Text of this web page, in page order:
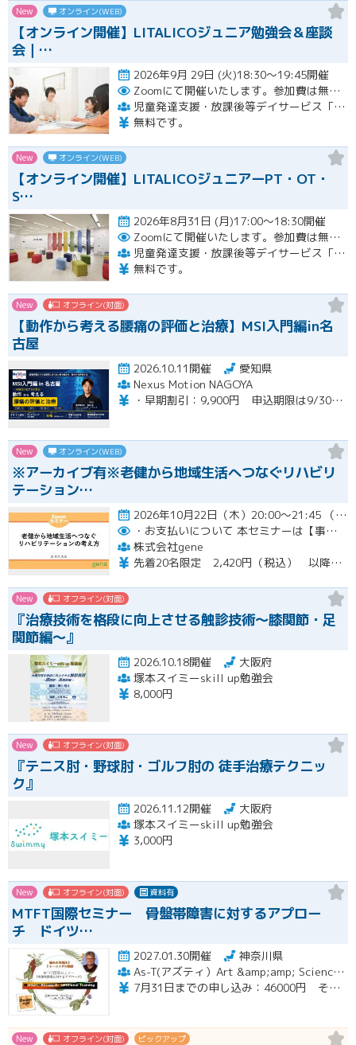
New オンライン(WEB)
【オンライン開催】LITALICOジュニア勉強会＆座談
会｜…
2026年9月 29日 (火)18:30～19:45開催
Zoomにて開催いたします。参加費は無料です。
児童発達支援・放課後等デイサービス「LITALICOジュニア」
無料です。
New オンライン(WEB)
【オンライン開催】LITALICOジュニアーPT・OT・
S…
2026年8月31日 (月)17:00～18:30開催
Zoomにて開催いたします。参加費は無料です。
児童発達支援・放課後等デイサービス「LITALICOジュニア」
無料です。
New オフライン(対面)
【動作から考える腰痛の評価と治療】MSI入門編in名
古屋
2026.10.11開催
愛知県
Nexus Motion NAGOYA
・早期割引：9,900円 申込期限は9/30（水）まで ・通常価格：12,100円 ・再受講：6,600円（MSI入門編受講歴のある方）※８名限定
New オンライン(WEB)
※アーカイブ有※老健から地域生活へつなぐリハビリ
テーション…
2026年10月22日（木）20:00～21:45 （受付開始時間 19:45）開催
・お支払いについて 本セミナーは【事前支払い（クレジットカード・銀行振込）】です。
株式会社gene
先着20名限定 2,420円（税込） 以降3,000円（税込） ※お支払い方法：クレジットカード・銀行振込 【キャンセルについて】 決済後はいかなる理由でも返金はいたしませんのでご了承ください。 受講料をお支払いいただいた方には、後日アーカイブの視聴URLをお送りいたします。
New オフライン(対面)
『治療技術を格段に向上させる触診技術～膝関節・足
関節編～』
2026.10.18開催
大阪府
塚本スイミーskill up勉強会
8,000円
New オフライン(対面)
『テニス肘・野球肘・ゴルフ肘の 徒手治療テクニッ
ク』
2026.11.12開催
大阪府
塚本スイミーskill up勉強会
3,000円
New オフライン(対面) 資料有
MTFT国際セミナー 骨盤帯障害に対するアプロー
チ ドイツ…
2027.01.30開催
神奈川県
As-T(アズティ）Art &amp;amp; Science for therapists
7月31日までの申し込み：46000円 その後49000円
New オフライン(対面) ピックアップ